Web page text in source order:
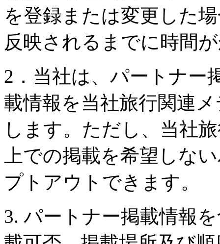
を登録または変更した
反映されるまでに時間
2．当社は、パートナー
載情報を当社旅行関連
します。ただし、当社
上での掲載を希望しな
プトアウトできます。
3. パートナー掲載情報